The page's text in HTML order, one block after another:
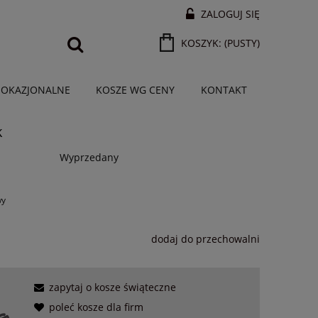
ZALOGUJ SIĘ
KOSZYK: (PUSTY)
KOSZE WG CENY
KONTAKT
Wyprzedany
dodaj do przechowalni
zapytaj o kosze świąteczne
poleć kosze dla firm